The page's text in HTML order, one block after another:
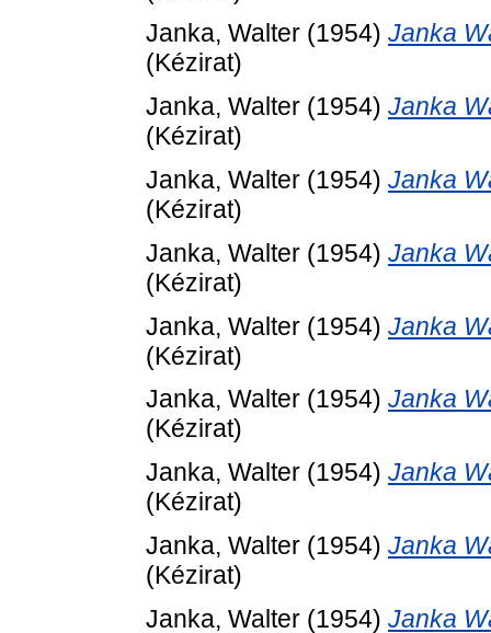
Janka, Walter (1954) Janka
(Kézirat)
Janka, Walter (1954) Janka
(Kézirat)
Janka, Walter (1954) Janka
(Kézirat)
Janka, Walter (1954) Janka
(Kézirat)
Janka, Walter (1954) Janka
(Kézirat)
Janka, Walter (1954) Janka
(Kézirat)
Janka, Walter (1954) Janka
(Kézirat)
Janka, Walter (1954) Janka
(Kézirat)
Janka, Walter (1954) Janka